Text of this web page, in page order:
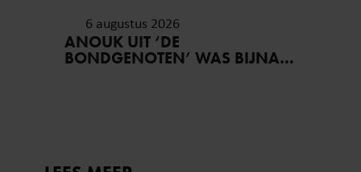
6 augustus 2026
ANOUK UIT ‘DE
BONDGENOTEN’ WAS BIJNA